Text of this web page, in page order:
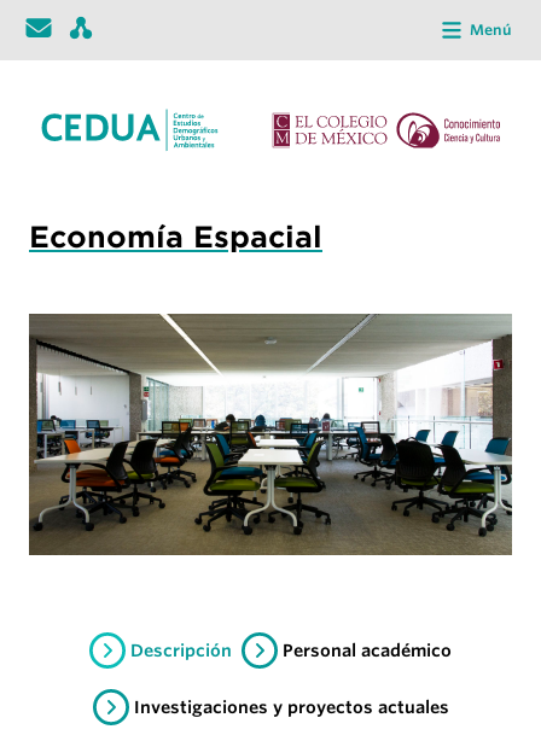
Menú
Economía Espacial
Descripción Personal académico
Investigaciones y proyectos actuales